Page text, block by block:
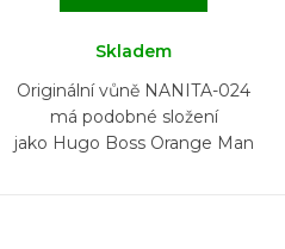
Skladem
Originální vůně NANITA-024
má podobné složení
jako Hugo Boss Orange Man